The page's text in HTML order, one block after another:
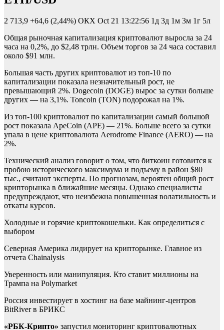
2 713,9 +64,6 (2,44%) ОКХ Oct 21 13:22:56 1д 3д 1м 3м 1г 5л
Общая рыночная капитализация криптовалют выросла за 24
часа на 0,2%, до $2,48 трлн. Объем торгов за 24 часа составил
около $91 млн.
Большая часть других криптовалют из топ-10 по
капитализации показала незначительный рост, не
превышающий 2%. Dogecoin (DOGE) вырос за сутки больше
других — на 3,1%. Toncoin (TON) подорожал на 1%.
Из топ-100 криптовалют по капитализации самый большой
рост показала ApeCoin (APE) — 21%. Больше всего за сутки
упала в цене криптовалюта Aerodrome Finance (AERO) — на
2%.
Технический анализ говорит о том, что биткоин готовится к
пробою исторического максимума и подъему в район $80
тыс., считают эксперты. По прогнозам, вероятен общий рост
крипторынка в ближайшие месяцы. Однако специалисты
предупреждают, что неизбежна повышенная волатильность и
откаты курсов.
Холодные и горячие криптокошельки. Как определиться с
выбором
Северная Америка лидирует на крипторынке. Главное из
отчета Chainalysis
Уверенность или манипуляция. Кто ставит миллионы на
Трампа на Polymarket
Россия инвестирует в хостинг на базе майнинг-центров
BitRiver в БРИКС
«РБК-Крипто» запустил мониторинг криптовалютных